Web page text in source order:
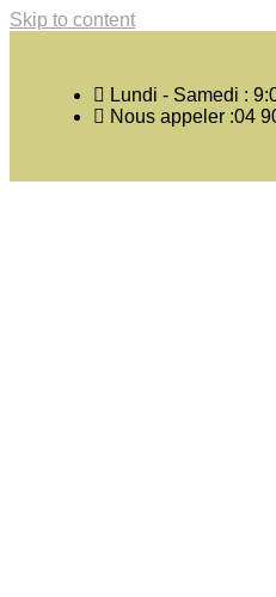
Skip to content
Lundi - Samedi :
Nous appeler :04